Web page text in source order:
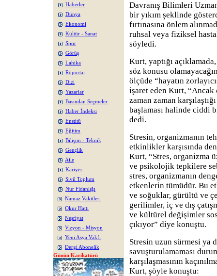
Haberler
Dünya
Ekonomi
Kültür - Sanat
Spor
Görüş
Lahika
Röportaj
Dizi
Yazarlar
Basından Seçmeler
Haber İndeksi
Enstitü
Eğitim
Bilişim - Teknik
Gençlik
Aile
Kariyer
Sivil Toplum
Nur Fidanlığı
Namaz Vakitleri
Okur Hattı
Neşriyat
Vizyon - Misyon
Yeni Asya Vakfı
Dergi Abonelik
Günün Karikatürü
Davranış Bilimleri
bir yıkım şeklinde
fırtınasına önlem
ruhsal veya fiziksel
söyledi.
Kurt, yaptığı
söz konusu
ölçüde “hayatın
işaret eden Kurt, “Ancak
zaman zaman
başlaması halinde ciddi
dedi.
Stresin, organizmanın
etkinlikler karşısında
Kurt, “Stres, organizma
ve psikolojik tepkilere
stres, organizmanın
etkenlerin tümüdür. Bu
ve soğuklar, gürültü ve
gerilimler, iç ve dış
ve kültürel değişimler
çıkıyor” diye konuştu.
Stresin uzun sürmesi ya
savuşturulamaması
karşılaşmasının
Kurt, şöyle konuştu: